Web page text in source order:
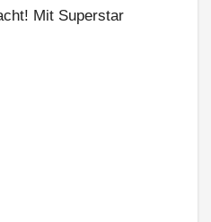
Mit Superstar